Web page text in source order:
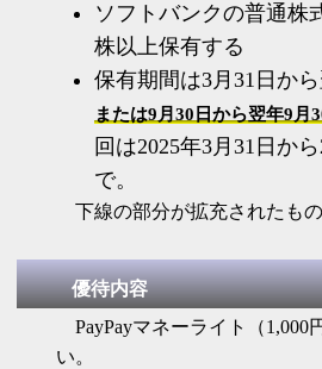
ソフトバンクの普通株
株以上保有する
保有期間は3月31日から
または9月30日から翌年9月
回は2025年3月31日か
で。
下線の部分が拡充されたもの
優待内容
PayPayマネーライト（1,000
い。